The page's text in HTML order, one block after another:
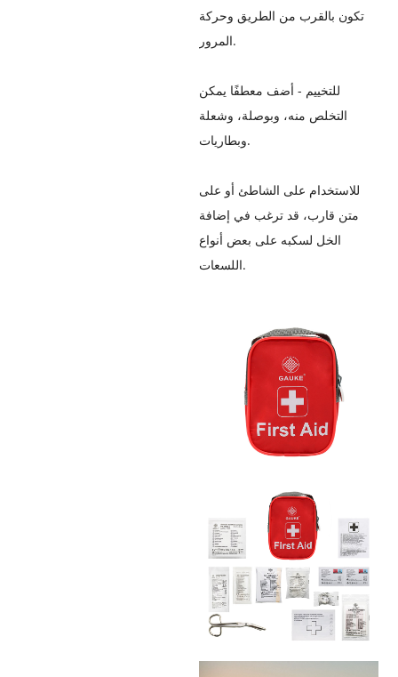
تكون بالقرب من الطريق وحركة
المرور.
للتخييم - أضف معطفًا يمكن
التخلص منه، وبوصلة، وشعلة
وبطاريات.
للاستخدام على الشاطئ أو على
متن قارب، قد ترغب في إضافة
الخل لسكبه على بعض أنواع
اللسعات.